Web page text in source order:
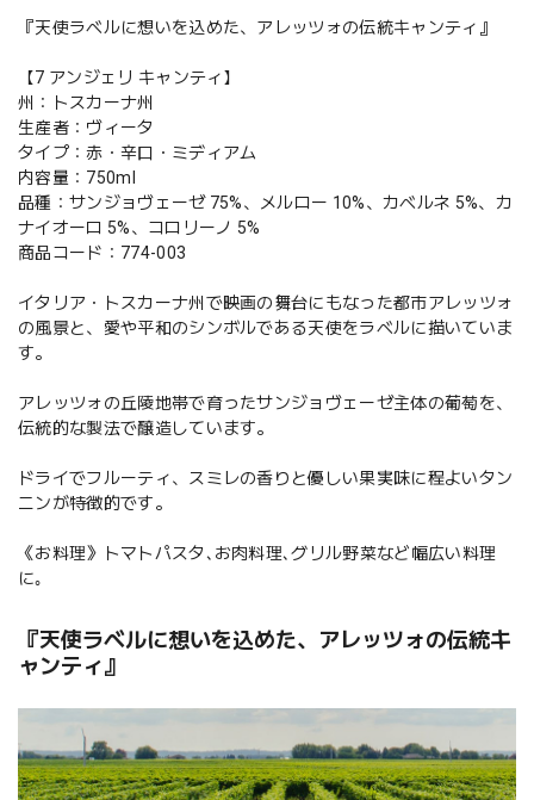
『天使ラベルに想いを込めた、アレッツォの伝統キャンティ』
【7 アンジェリ キャンティ】
州：トスカーナ州
生産者：ヴィータ
タイプ：赤・辛口・ミディアム
内容量：750ml
品種：サンジョヴェーゼ 75%、メルロー 10%、カベルネ 5%、カ
ナイオーロ 5%、コロリーノ 5%
商品コード：774-003
イタリア・トスカーナ州で映画の舞台にもなった都市アレッツォ
の風景と、愛や平和のシンボルである天使をラベルに描いていま
す。
アレッツォの丘陵地帯で育ったサンジョヴェーゼ主体の葡萄を、
伝統的な製法で醸造しています。
ドライでフルーティ、スミレの香りと優しい果実味に程よいタン
ニンが特徴的です。
《お料理》トマトパスタ､お肉料理､グリル野菜など幅広い料理
に｡
『天使ラベルに想いを込めた、アレッツォの伝統キ
ャンティ』